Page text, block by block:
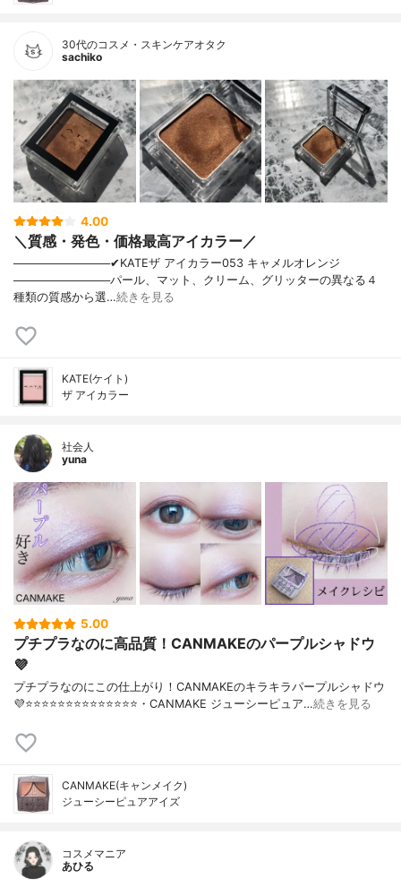
30代のコスメ・スキンケアオタク
sachiko
4.00
＼質感・発色・価格最高アイカラー／
────────────✔︎KATEザ アイカラー053 キャメルオレンジ
────────────パール、マット、クリーム、グリッターの異なる４
種類の質感から選…続きを見る
KATE(ケイト)
ザ アイカラー
社会人
yuna
5.00
プチプラなのに高品質！CANMAKEのパープルシャドウ
💜
プチプラなのにこの仕上がり！CANMAKEのキラキラパープルシャドウ
💜⭐️⭐️⭐️⭐️⭐️⭐️⭐️⭐️⭐️⭐️⭐️⭐️⭐️⭐️・CANMAKE ジューシーピュア…続きを見る
CANMAKE(キャンメイク)
ジューシーピュアアイズ
コスメマニア
あひる